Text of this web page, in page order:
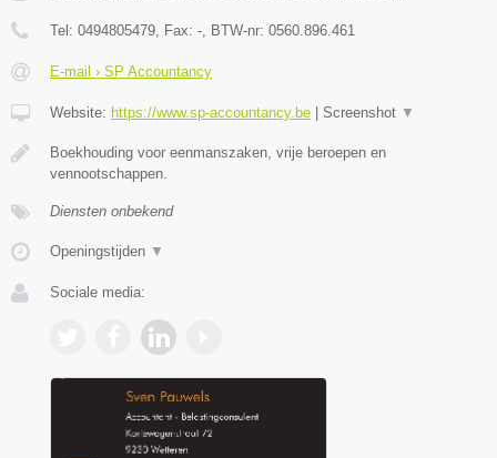
Tel: 0494805479, Fax: -, BTW-nr: 0560.896.461
E-mail › SP Accountancy
Website: https://www.sp-accountancy.be Screenshot ▼
Boekhouding voor eenmanszaken, vrije beroepen en
vennootschappen.
Diensten onbekend
Openingstijden ▼
Sociale media: